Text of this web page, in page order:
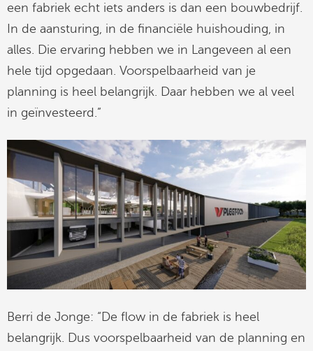
een fabriek echt iets anders is dan een bouwbedrijf.
In de aansturing, in de financiële huishouding, in
alles. Die ervaring hebben we in Langeveen al een
hele tijd opgedaan. Voorspelbaarheid van je
planning is heel belangrijk. Daar hebben we al veel
in geïnvesteerd.”
Berri de Jonge: “De flow in de fabriek is heel
belangrijk. Dus voorspelbaarheid van de planning en